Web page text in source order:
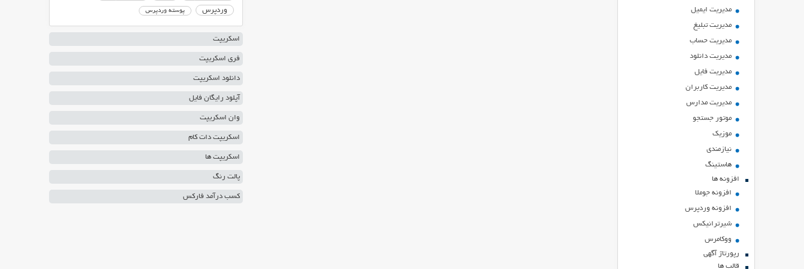
مدیریت ایمیل
مدیریت تبلیغ
مدیریت حساب
مدیریت دانلود
مدیریت فایل
مدیریت کاربران
مدیریت مدارس
موتور جستجو
موزیک
نیازمندی
هاستينگ
افزونه ها
افزونه جوملا
افزونه وردپرس
شیرترانیکس
ووکامرس
رپورتاژ آگهی
قالب ها
وردپرس پوسته وردپرس
اسکریپت
فری اسکریپت
دانلود اسکریپت
آپلود رایگان فایل
وان اسکریپت
اسکریپت دات کام
اسکریپت ها
پالت رنگ
کسب درآمد فارکس